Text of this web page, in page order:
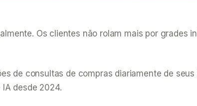
Os clientes não rolam mais por grades
de consultas de compras diariamente de
desde 2024.